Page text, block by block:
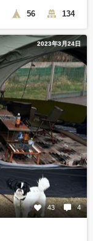
56 134
2023年3月24日
43 4